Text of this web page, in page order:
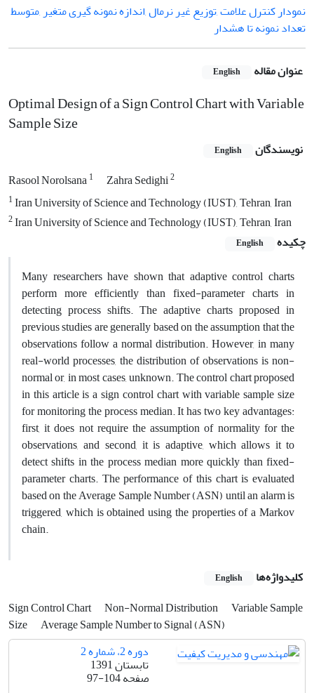
نمودار کنترل علامت ,توزیع غیر نرمال ,اندازه نمونه گیری متغیر ,متوسط
تعداد نمونه تا هشدار
عنوان مقاله English
Optimal Design of a Sign Control Chart with Variable
Sample Size
نویسندگان English
Rasool Norolsana1 Zahra Sedighi2
1Iran University of Science and Technology (IUST), Tehran, Iran
2Iran University of Science and Technology (IUST), Tehran, Iran
چکیده
English
Many researchers have shown that adaptive control charts
perform more efficiently than fixed-parameter charts in
detecting process shifts. The adaptive charts proposed in
previous studies are generally based on the assumption that the
observations follow a normal distribution. However, in many
real-world processes, the distribution of observations is non-
normal or, in most cases, unknown. The control chart proposed
in this article is a sign control chart with variable sample size
for monitoring the process median. It has two key advantages:
first, it does not require the assumption of normality for the
observations, and second, it is adaptive, which allows it to
detect shifts in the process median more quickly than fixed-
parameter charts. The performance of this chart is evaluated
based on the Average Sample Number (ASN) until an alarm is
triggered, which is obtained using the properties of a Markov
chain.
کلیدواژه‌ها English
Sign Control Chart Non-Normal Distribution
Variable Sample
Size
Average Sample Number to Signal (ASN)
دوره 2، شماره 2
تابستان 1391
صفحه97-104